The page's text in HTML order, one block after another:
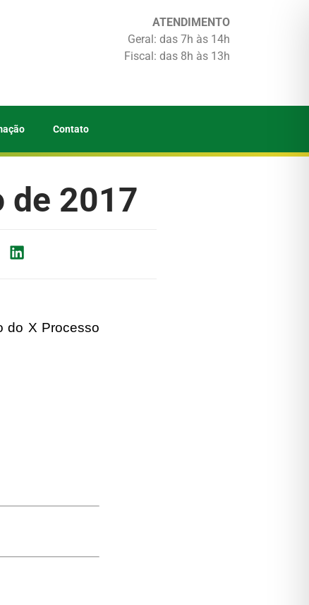
ATENDIMENTO
Geral: das 7h às 14h
Fiscal: das 8h às 13h
Contato
de 2017
do X Processo